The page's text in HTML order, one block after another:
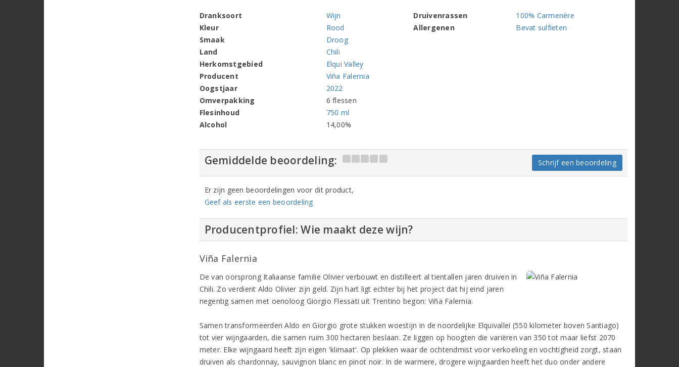
Dranksoort
Wijn
Kleur
Rood
Smaak
Droog
Land
Chili
Herkomstgebied
Elqui Valley
Producent
Viña Falernia
Oogstjaar
2022
Omverpakking
6 flessen
Flesinhoud
750 ml
Alcohol
14,00%
Druivenrassen
100% Carmenère
Allergenen
Bevat sulfieten
Gemiddelde beoordeling: Schrijf een beoordeling
Er zijn geen beoordelingen voor dit product,
Geef als eerste een beoordeling
Producentprofiel: Wie maakt deze wijn?
Viña Falernia
De van oorsprong Italiaanse familie Olivier verbouwt en distilleert al tientallen jaren druiven in
Chili. Zo verdient Aldo Olivier zijn geld. Zijn hart ligt echter bij het project dat hij eind jaren
negentig samen met oenoloog Giorgio Flessati uit Trentino begon: Viña Falernia.
Samen transformeerden Aldo en Giorgio grote stukken woestijn in de noordelijke Elquivallei (550 kilometer boven Santiago)
tot vier wijngaarden, die samen ruim 300 hectaren beslaan. Ze liggen op hoogten die variëren van 350 tot maar liefst 2070
meter. Elke wijngaard heeft zijn eigen 'klimaat'. Op plekken waar de ochtendmist voor verkoeling en vochtigheid zorgt, staan
druiven als chardonnay, sauvignon blanc en pinot noir. In de warmere, drogere wijngaarden heeft het duo onder andere